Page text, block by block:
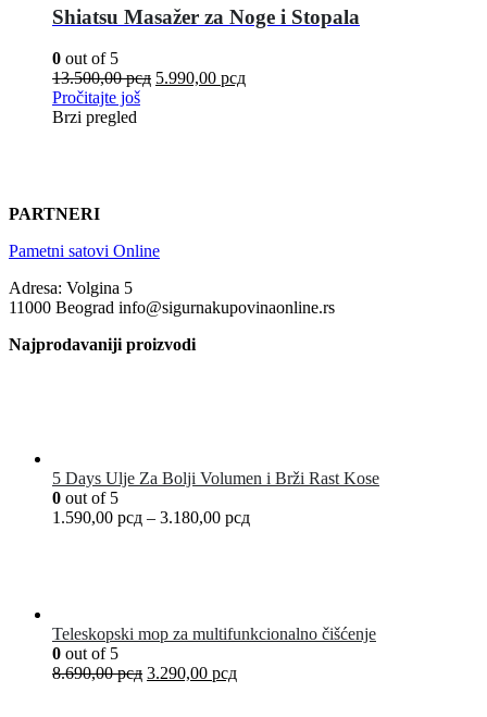
Shiatsu Masažer za Noge i Stopala
0 out of 5
13.500,00рсд 5.990,00 рсд
Pročitajte još
Brzi pregled
PARTNERI
Pametni satovi Online
Adresa: Volgina 5
11000 Beograd info@sigurnakupovinaonline.rs
Najprodavaniji proizvodi
5 Days Ulje Za Bolji Volumen i Brži Rast Kose
0 out of 5
1.590,00 рсд – 3.180,00 рсд
Teleskopski mop za multifunkcionalno čišćenje
0 out of 5
8.690,00рсд 3.290,00 рсд